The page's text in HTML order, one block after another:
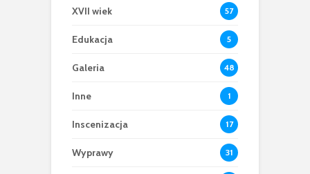
XVII wiek 57
Edukacja 5
Galeria 48
Inne 1
Inscenizacja 17
Wyprawy 31